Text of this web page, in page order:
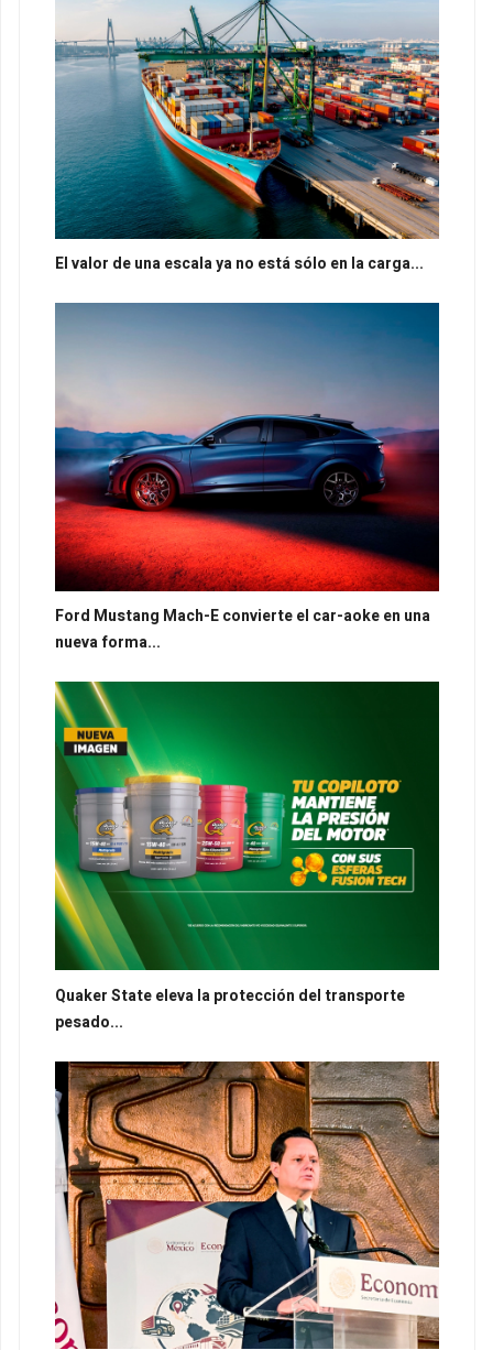
El valor de una escala ya no está sólo en la carga...
Ford Mustang Mach-E convierte el car-aoke en una
nueva forma...
Quaker State eleva la protección del transporte
pesado...